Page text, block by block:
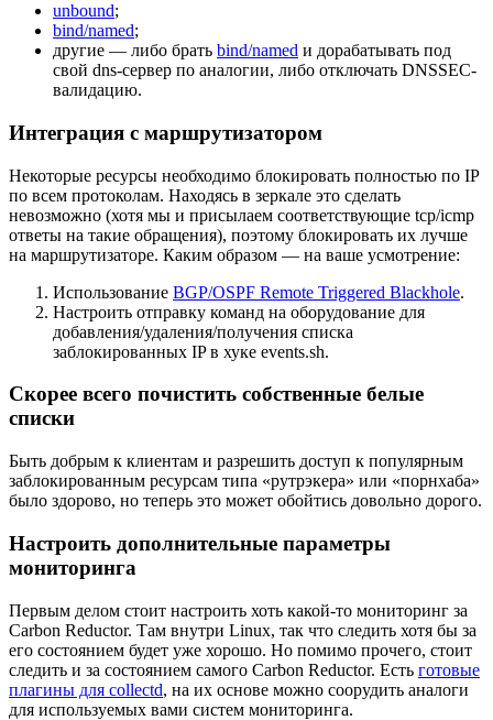
unbound;
bind/named;
другие — либо брать bind/named и дорабатывать под
свой dns-сервер по аналогии, либо отключать DNSSEC-
валидацию.
Интеграция с маршрутизатором
Некоторые ресурсы необходимо блокировать полностью по IP
по всем протоколам. Находясь в зеркале это сделать
невозможно (хотя мы и присылаем соответствующие tcp/icmp
ответы на такие обращения), поэтому блокировать их лучше
на маршрутизаторе. Каким образом — на ваше усмотрение:
Использование BGP/OSPF Remote Triggered Blackhole.
Настроить отправку команд на оборудование для
добавления/удаления/получения списка
заблокированных IP в хуке events.sh.
Скорее всего почистить собственные белые
списки
Быть добрым к клиентам и разрешить доступ к популярным
заблокированным ресурсам типа «рутрэкера» или «порнхаба»
было здорово, но теперь это может обойтись довольно дорого.
Настроить дополнительные параметры
мониторинга
Первым делом стоит настроить хоть какой-то мониторинг за
Carbon Reductor. Там внутри Linux, так что следить хотя бы за
его состоянием будет уже хорошо. Но помимо прочего, стоит
следить и за состоянием самого Carbon Reductor. Есть готовые
плагины для collectd, на их основе можно соорудить аналоги
для используемых вами систем мониторинга.